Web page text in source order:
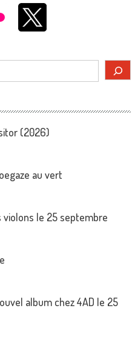
(2026)
au vert
le 25 septembre
album chez 4AD le 25